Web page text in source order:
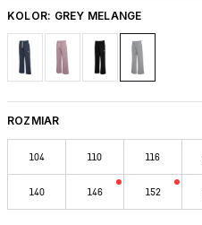
KOLOR: GREY MELANGE
ROZMIAR
104 110 116
140 146 152